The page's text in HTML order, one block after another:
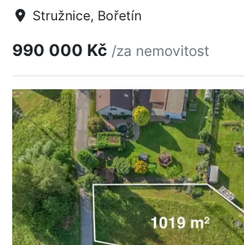
Stružnice, Bořetín
990 000 Kč /za nemovitost